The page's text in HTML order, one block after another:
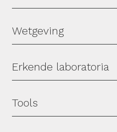
Wetgeving
Erkende laboratoria
Tools